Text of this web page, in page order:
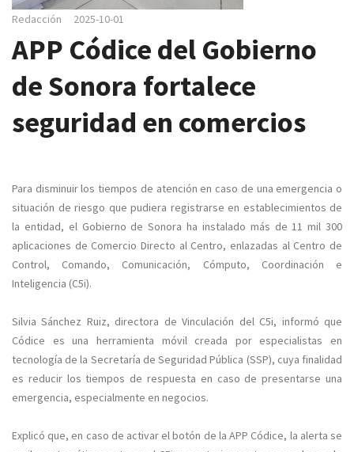
i
ó
n
Redacción 2025-10-01
APP Códice del Gobierno
de Sonora fortalece
seguridad en comercios
Para disminuir los tiempos de atención en caso de una emergencia o
situación de riesgo que pudiera registrarse en establecimientos de
la entidad, el Gobierno de Sonora ha instalado más de 11 mil 300
aplicaciones de Comercio Directo al Centro, enlazadas al Centro de
Control, Comando, Comunicación, Cómputo, Coordinación e
Inteligencia (C5i).
Silvia Sánchez Ruiz, directora de Vinculación del C5i, informó que
Códice es una herramienta móvil creada por especialistas en
tecnología de la Secretaría de Seguridad Pública (SSP), cuya finalidad
es reducir los tiempos de respuesta en caso de presentarse una
emergencia, especialmente en negocios.
Explicó que, en caso de activar el botón de la APP Códice, la alerta se